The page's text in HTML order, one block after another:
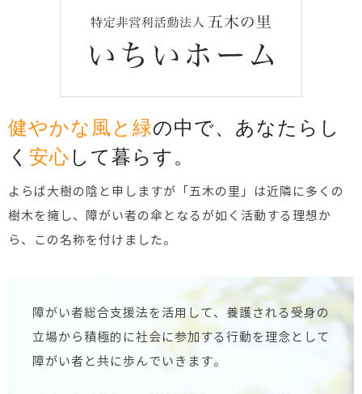
健やかな風と緑の中で、 あなたらし
く 安心 して暮らす。
よらば大樹の陰と申しますが「五木の里」は近隣に多くの
樹木を擁し、障がい者の傘となるが如く活動する理想か
ら、この名称を付けました。
障がい者総合支援法を活用して、養護される受身の
立場から積極的に社会に参加する行動を理念として
障がい者と共に歩んでいきます。